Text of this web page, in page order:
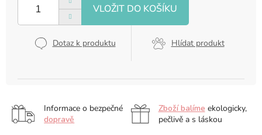
Dotaz k produktu Hlídat produkt
Informace o bezpečné
dopravě
Zboží balíme ekologicky,
pečlivě a s láskou